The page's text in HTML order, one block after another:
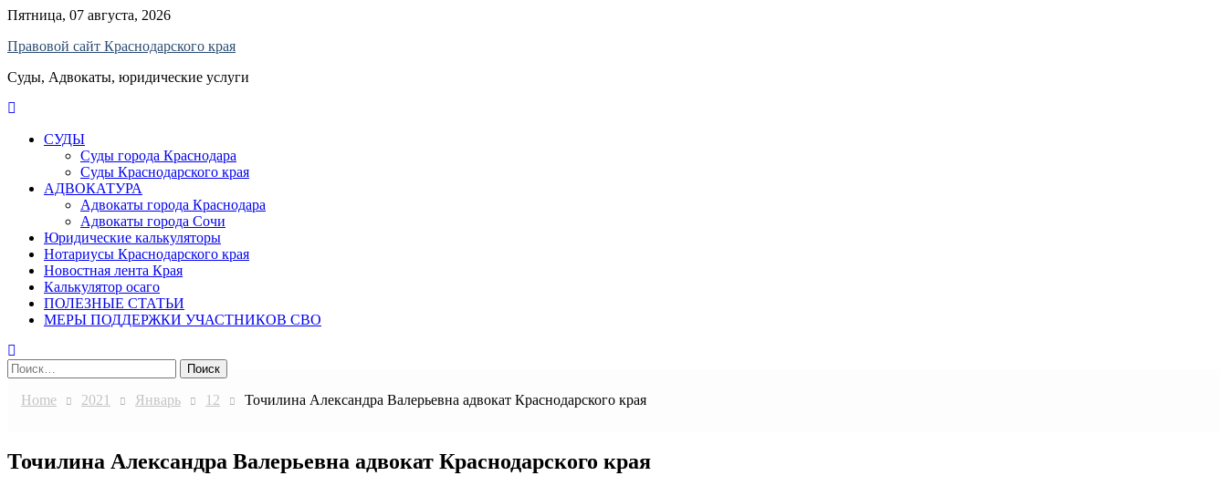
Skip
content
Пятница, 07 августа, 2026
Правовой сайт Краснодарского края
Суды, Адвокаты, юридические услуги
СУДЫ
Суды города Краснодара
Суды Краснодарского края
АДВОКАТУРА
Адвокаты города Краснодара
Адвокаты города Сочи
Юридические калькуляторы
Нотариусы Краснодарского края
Новостная лента Края
Калькулятор осаго
ПОЛЕЗНЫЕ СТАТЬИ
МЕРЫ ПОДДЕРЖКИ УЧАСТНИКОВ СВО
Найти:
Home 2021 Январь 12 Точилина Александра Валерьевна адвокат Краснодарского края
Точилина Александра Валерьевна адвокат Краснодарского края